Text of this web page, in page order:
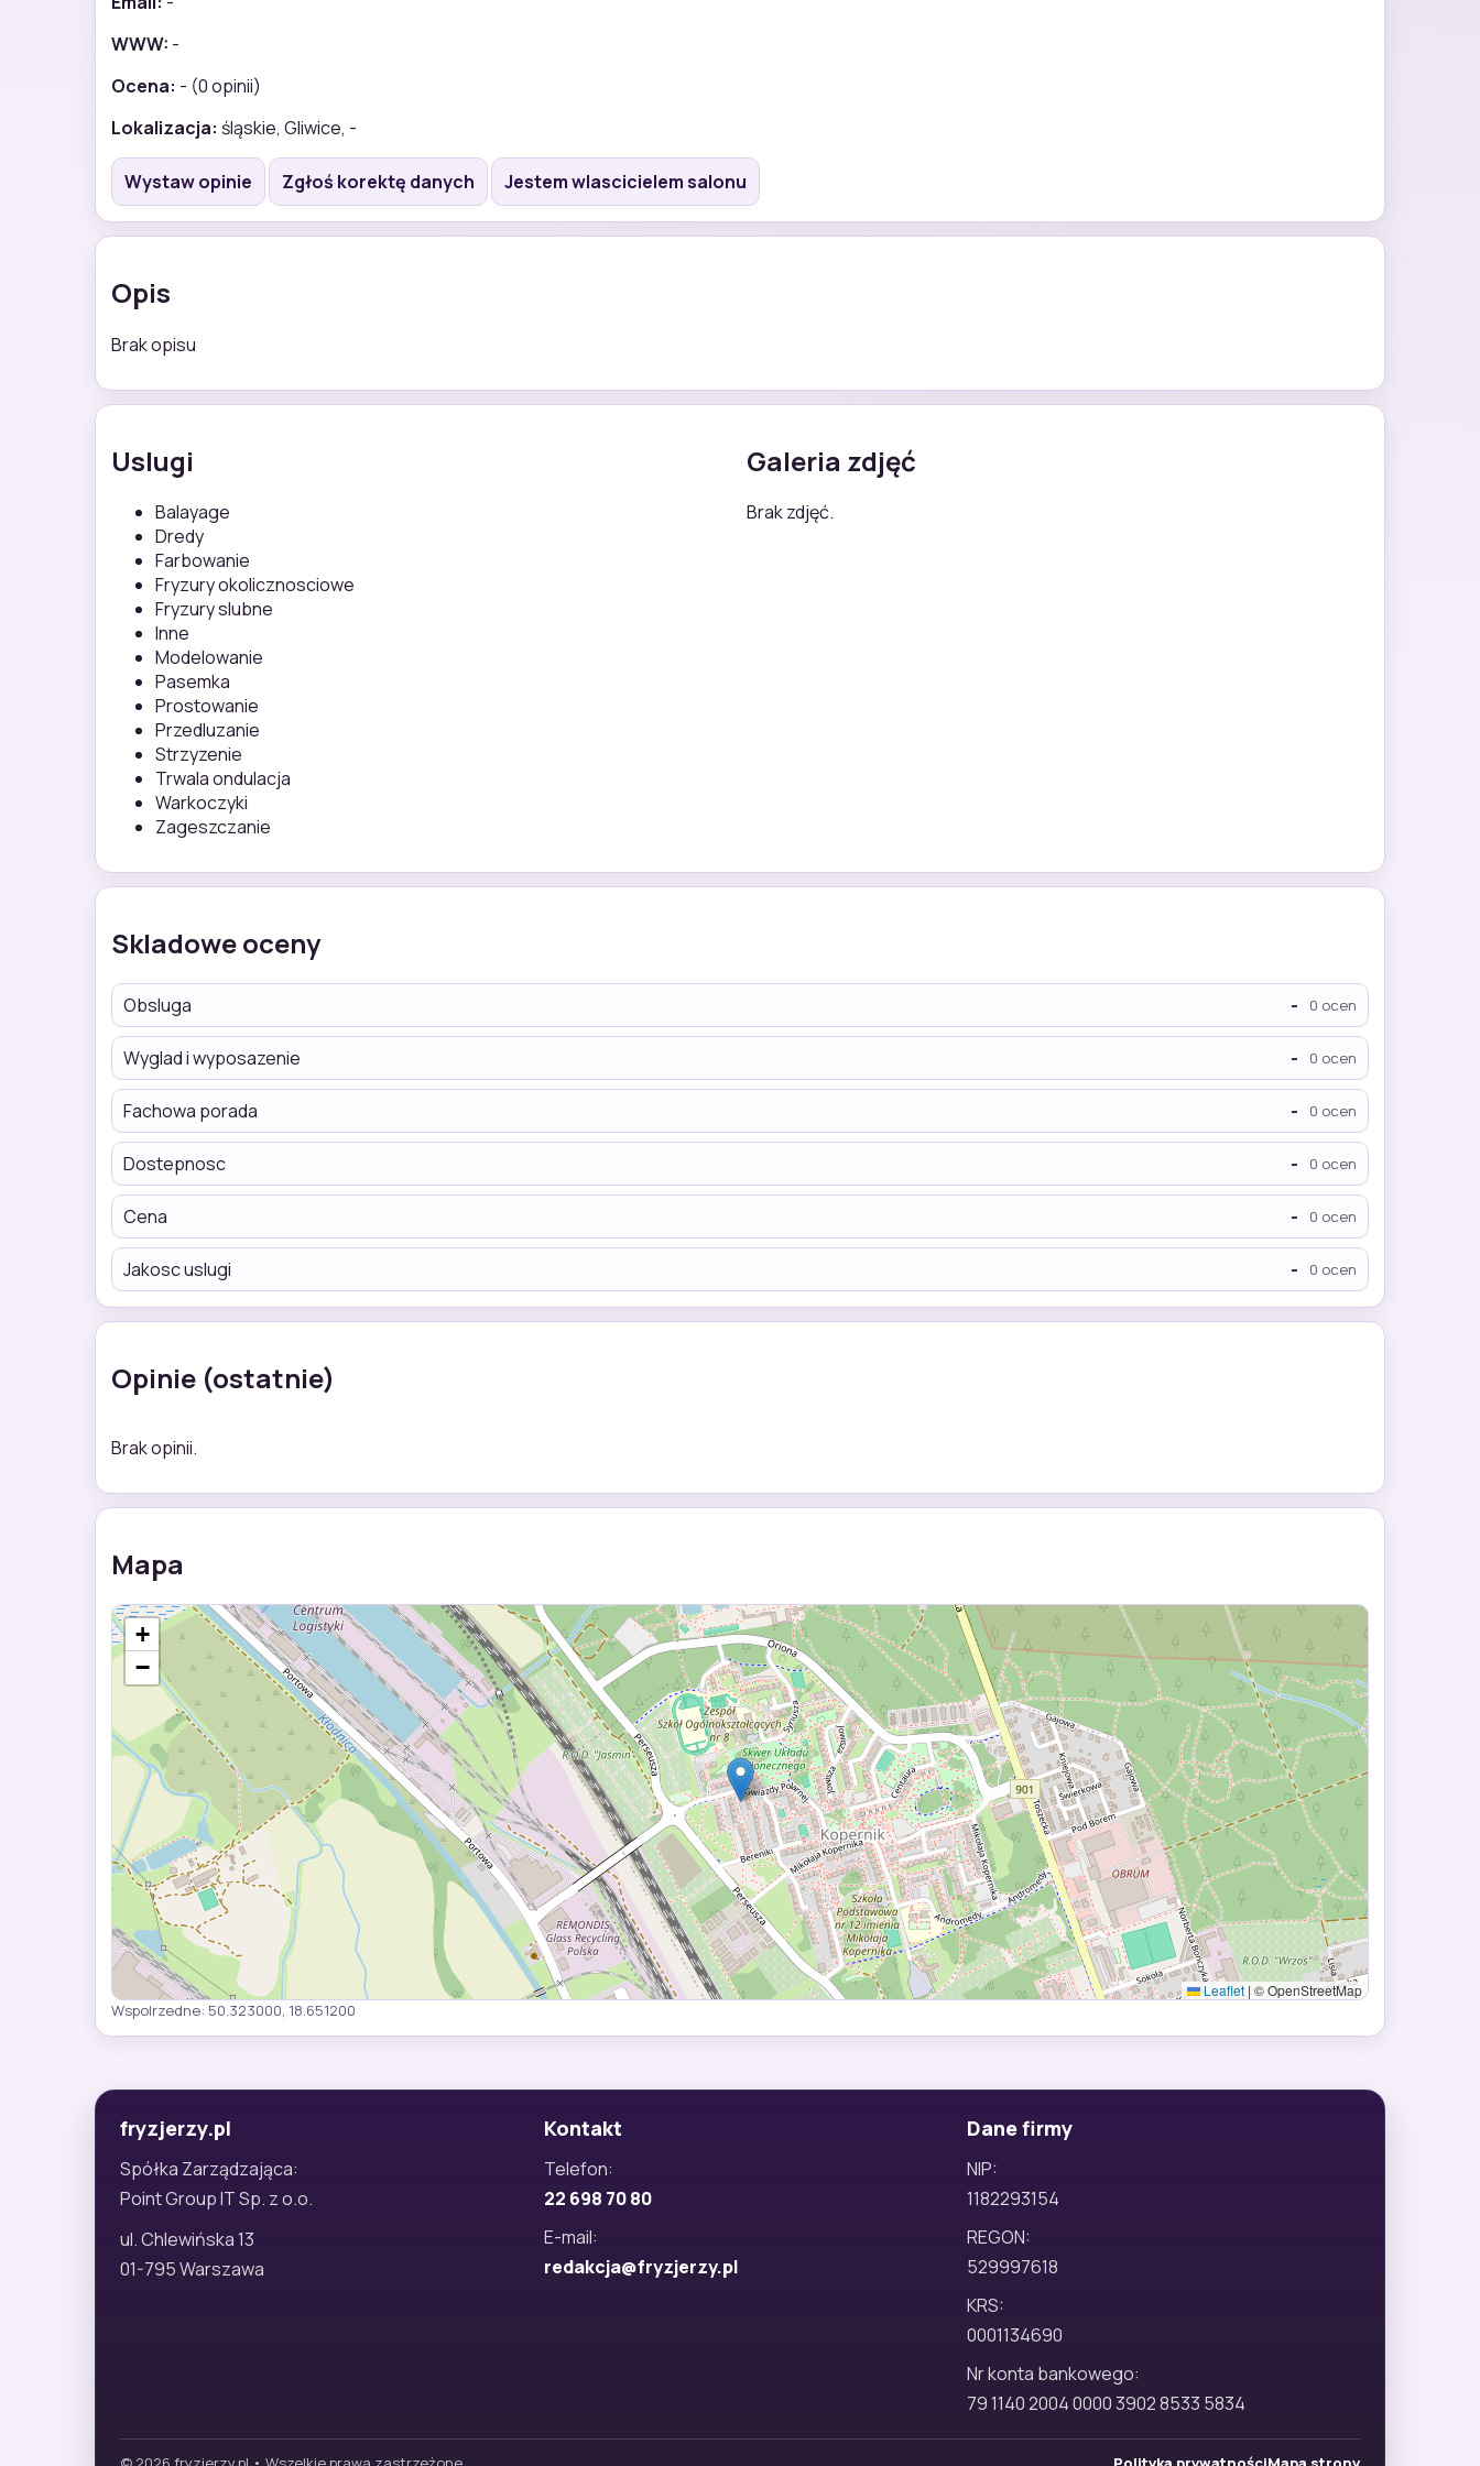
WWW: -
Ocena: - (0 opinii)
Lokalizacja: śląskie, Gliwice, -
Wystaw opinie Zgłoś korektę danych Jestem wlascicielem salonu
Opis
Brak opisu
Uslugi
Balayage
Dredy
Farbowanie
Fryzury okolicznosciowe
Fryzury slubne
Inne
Modelowanie
Pasemka
Prostowanie
Przedluzanie
Strzyzenie
Trwala ondulacja
Warkoczyki
Zageszczanie
Galeria zdjęć
Brak zdjęć.
Skladowe oceny
Obsluga - 0 ocen
Wyglad i wyposazenie - 0 ocen
Fachowa porada - 0 ocen
Dostepnosc - 0 ocen
Cena - 0 ocen
Jakosc uslugi - 0 ocen
Opinie (ostatnie)
Brak opinii.
Mapa
+
−
Leaflet | © OpenStreetMap
Wspolrzedne: 50.323000, 18.651200
fryzjerzy.pl
Spółka Zarządzająca:
Point Group IT Sp. z o.o.
ul. Chlewińska 13
01-795 Warszawa
Kontakt
Telefon:
22 698 70 80
E-mail:
redakcja@fryzjerzy.pl
Dane firmy
NIP:
1182293154
REGON:
529997618
KRS:
0001134690
Nr konta bankowego:
79 1140 2004 0000 3902 8533 5834